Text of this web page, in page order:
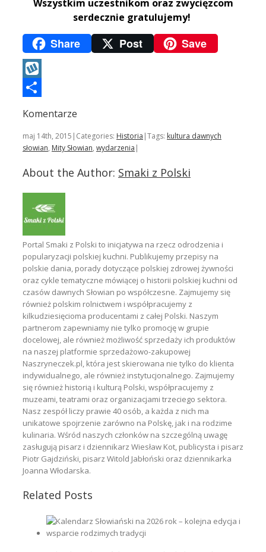
Wszystkim uczestnikom oraz zwycięzcom
serdecznie gratulujemy!
Share Post Save
Wykop
Komentarze
maj 14th, 2015 | Categories: Historia |Tags: kultura dawnych
słowian, Mity Słowian, wydarzenia |
About the Author: Smaki z Polski
Portal Smaki z Polski to inicjatywa na rzecz odrodzenia i
popularyzacji polskiej kuchni. Publikujemy przepisy na
polskie dania, porady dotyczące polskiej zdrowej żywności
oraz cykle tematyczne mówiącej o historii polskiej kuchni od
czasów dawnych Słowian po współczesne. Zajmujemy się
również polskim rolnictwem i współpracujemy z
kilkudziesięcioma producentami z całej Polski. Naszym
partnerom zapewniamy nie tylko promocję w grupie
docelowej, ale również możliwość sprzedaży ich produktów
na naszej platformie sprzedażowo-zakupowej
Naszryneczek.pl, która jest skierowana nie tylko do klienta
indywidualnego, ale również instytucjonalnego. Zajmujemy
się również historią i kulturą Polski, współpracujemy z
muzeami, teatrami oraz organizacjami trzeciego sektora.
Nasz zespół liczy prawie 40 osób, a każda z nich ma
unikatowe spojrzenie zarówno na Polskę, jak i na rodzime
kulinaria. Wśród naszych członków na szczególną uwagę
zasługują pisarz i dziennikarz Wiesław Kot, publicysta i pisarz
Piotr Gajdziński, pisarz Witold Jabłoński oraz dziennikarka
Joanna Włodarska.
Related Posts